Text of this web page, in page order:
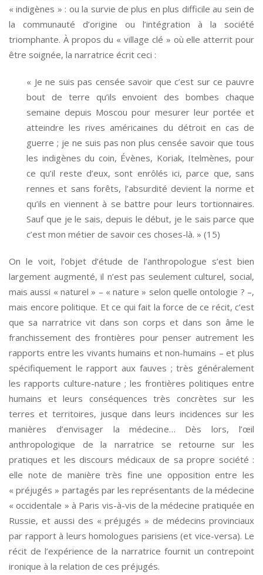
« indigènes » : ou la survie de plus en plus difficile au sein de
la communauté d’origine ou l’intégration à la société
triomphante. À propos du « village clé » où elle atterrit pour
être soignée, la narratrice écrit ceci :
« Je ne suis pas censée savoir que c’est sur ce pauvre
bout de terre qu’ils envoient des bombes chaque
semaine depuis Moscou pour mesurer leur portée et
atteindre les rives américaines du détroit en cas de
guerre ; je ne suis pas non plus censée savoir que tous
les indigènes du coin, Évènes, Koriak, Itelmènes, pour
ce qu’il reste d’eux, sont enrôlés ici, parce que, sans
rennes et sans forêts, l’absurdité devient la norme et
qu’ils en viennent à se battre pour leurs tortionnaires.
Sauf que je le sais, depuis le début, je le sais parce que
c’est mon métier de savoir ces choses-là. » (15)
On le voit, l’objet d’étude de l’anthropologue s’est bien
largement augmenté, il n’est pas seulement culturel, social,
mais aussi « naturel » – « nature » selon quelle ontologie ? –,
mais encore politique. Et ce qui fait la force de ce récit, c’est
que sa narratrice vit dans son corps et dans son âme le
franchissement des frontières pour penser autrement les
rapports entre les vivants humains et non-humains – et plus
spécifiquement le rapport aux fauves ; très généralement
les rapports culture-nature ; les frontières politiques entre
humains et leurs conséquences très concrètes sur les
terres et territoires, jusque dans leurs incidences sur les
manières d’envisager la médecine… Dès lors, l’œil
anthropologique de la narratrice se retourne sur les
pratiques et les discours médicaux de sa propre société :
elle note de manière très fine une opposition entre les
« préjugés » partagés par les représentants de la médecine
« occidentale » à Paris vis-à-vis de la médecine pratiquée en
Russie, et aussi des « préjugés » de médecins provinciaux
par rapport à leurs homologues parisiens (et vice-versa). Le
récit de l’expérience de la narratrice fournit un contrepoint
ironique à la relation de ces préjugés.